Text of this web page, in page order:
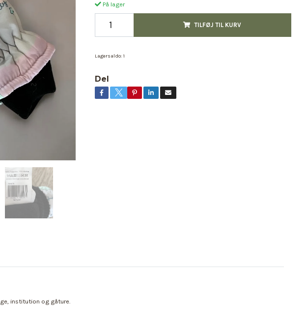
På lager
TILFØJ TIL KURV
Lagersaldo: 1
Del
institution og gåture.